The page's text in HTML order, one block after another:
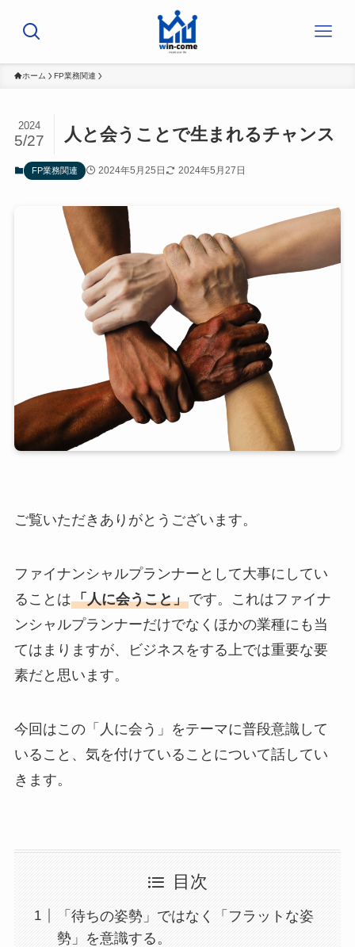
ホーム FP業務関連
人と会うことで生まれるチャンス
2024
5/27
FP業務関連 2024年5月25日 2024年5月27日
ご覧いただきありがとうございます。
ファイナンシャルプランナーとして大事にしてい
ることは「人に会うこと」です。これはファイナ
ンシャルプランナーだけでなくほかの業種にも当
てはまりますが、ビジネスをする上では重要な要
素だと思います。
今回はこの「人に会う」をテーマに普段意識して
いること、気を付けていることについて話してい
きます。
目次
「待ちの姿勢」ではなく「フラットな姿
勢」を意識する。